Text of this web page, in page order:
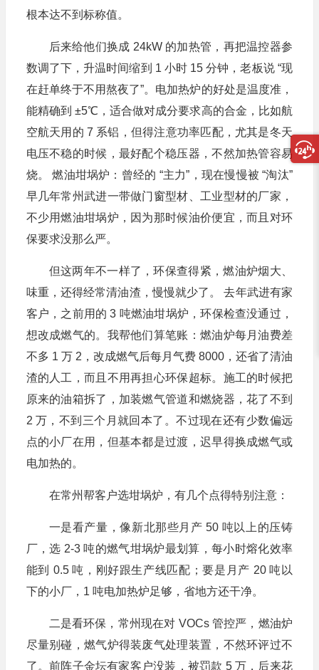
根本达不到标称值。
后来给他们换成 24kW 的加热管，再把温控器参
数调了下，升温时间缩到 1 小时 15 分钟，老板说 “现
在赶单终于不用熬夜了”。电加热炉的好处是温度准，
能精确到 ±5℃，适合做对成分要求高的合金，比如航
空航天用的 7 系铝，但得注意功率匹配，尤其是冬天
电压不稳的时候，最好配个稳压器，不然加热管容易
烧。 燃油坩埚炉：曾经的 “主力”，现在慢慢被 “淘汰”
早几年常州武进一带做门窗型材、工业型材的厂家，
不少用燃油坩埚炉，因为那时候油价便宜，而且对环
保要求没那么严。
但这两年不一样了，环保查得紧，燃油炉烟大、
味重，还得经常清油渣，慢慢就少了。 去年武进有家
客户，之前用的 3 吨燃油坩埚炉，环保检查没通过，
想改成燃气的。我帮他们算笔账：燃油炉每月油费差
不多 1 万 2，改成燃气后每月气费 8000，还省了清油
渣的人工，而且不用再担心环保超标。施工的时候把
原来的油箱拆了，加装燃气管道和燃烧器，花了不到
2 万，不到三个月就回本了。不过现在还有少数偏远
点的小厂在用，但基本都是过渡，迟早得换成燃气或
电加热的。
在常州帮客户选坩埚炉，有几个点得特别注意：
一是看产量，像新北那些月产 50 吨以上的压铸
厂，选 2-3 吨的燃气坩埚炉最划算，每小时熔化效率
能到 0.5 吨，刚好跟生产线匹配；要是月产 20 吨以
下的小厂，1 吨电加热炉足够，省地方还干净。
二是看环保，常州现在对 VOCs 管控严，燃油炉
尽量别碰，燃气炉得装废气处理装置，不然环评过不
了。前阵子金坛有家客户没装，被罚款 5 万，后来花